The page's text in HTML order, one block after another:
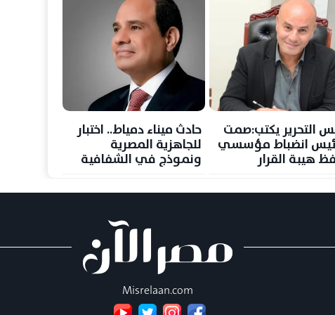
التحرير يكتب:صمت
انضباط مؤسسي
هيبة القرار
حادث ميناء دمياط.. اختبار
للجاهزية المصرية
ونموذج في الشفافية
Misrelaan.com